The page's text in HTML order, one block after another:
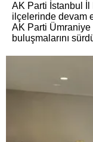
AK Parti İstanbul İl
ilçelerinde devam
AK Parti Ümraniye
buluşmalarını